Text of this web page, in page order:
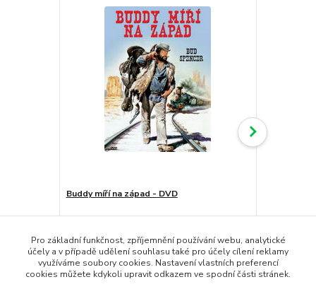
Buddy míří na západ - DVD
79,00 Kč
Přidat do košíku
49,00 Kč
Pro základní funkčnost, zpříjemnění používání webu, analytické
účely a v případě udělení souhlasu také pro účely cílení reklamy
využíváme soubory cookies. Nastavení vlastních preferencí
cookies můžete kdykoli upravit odkazem ve spodní části stránek.